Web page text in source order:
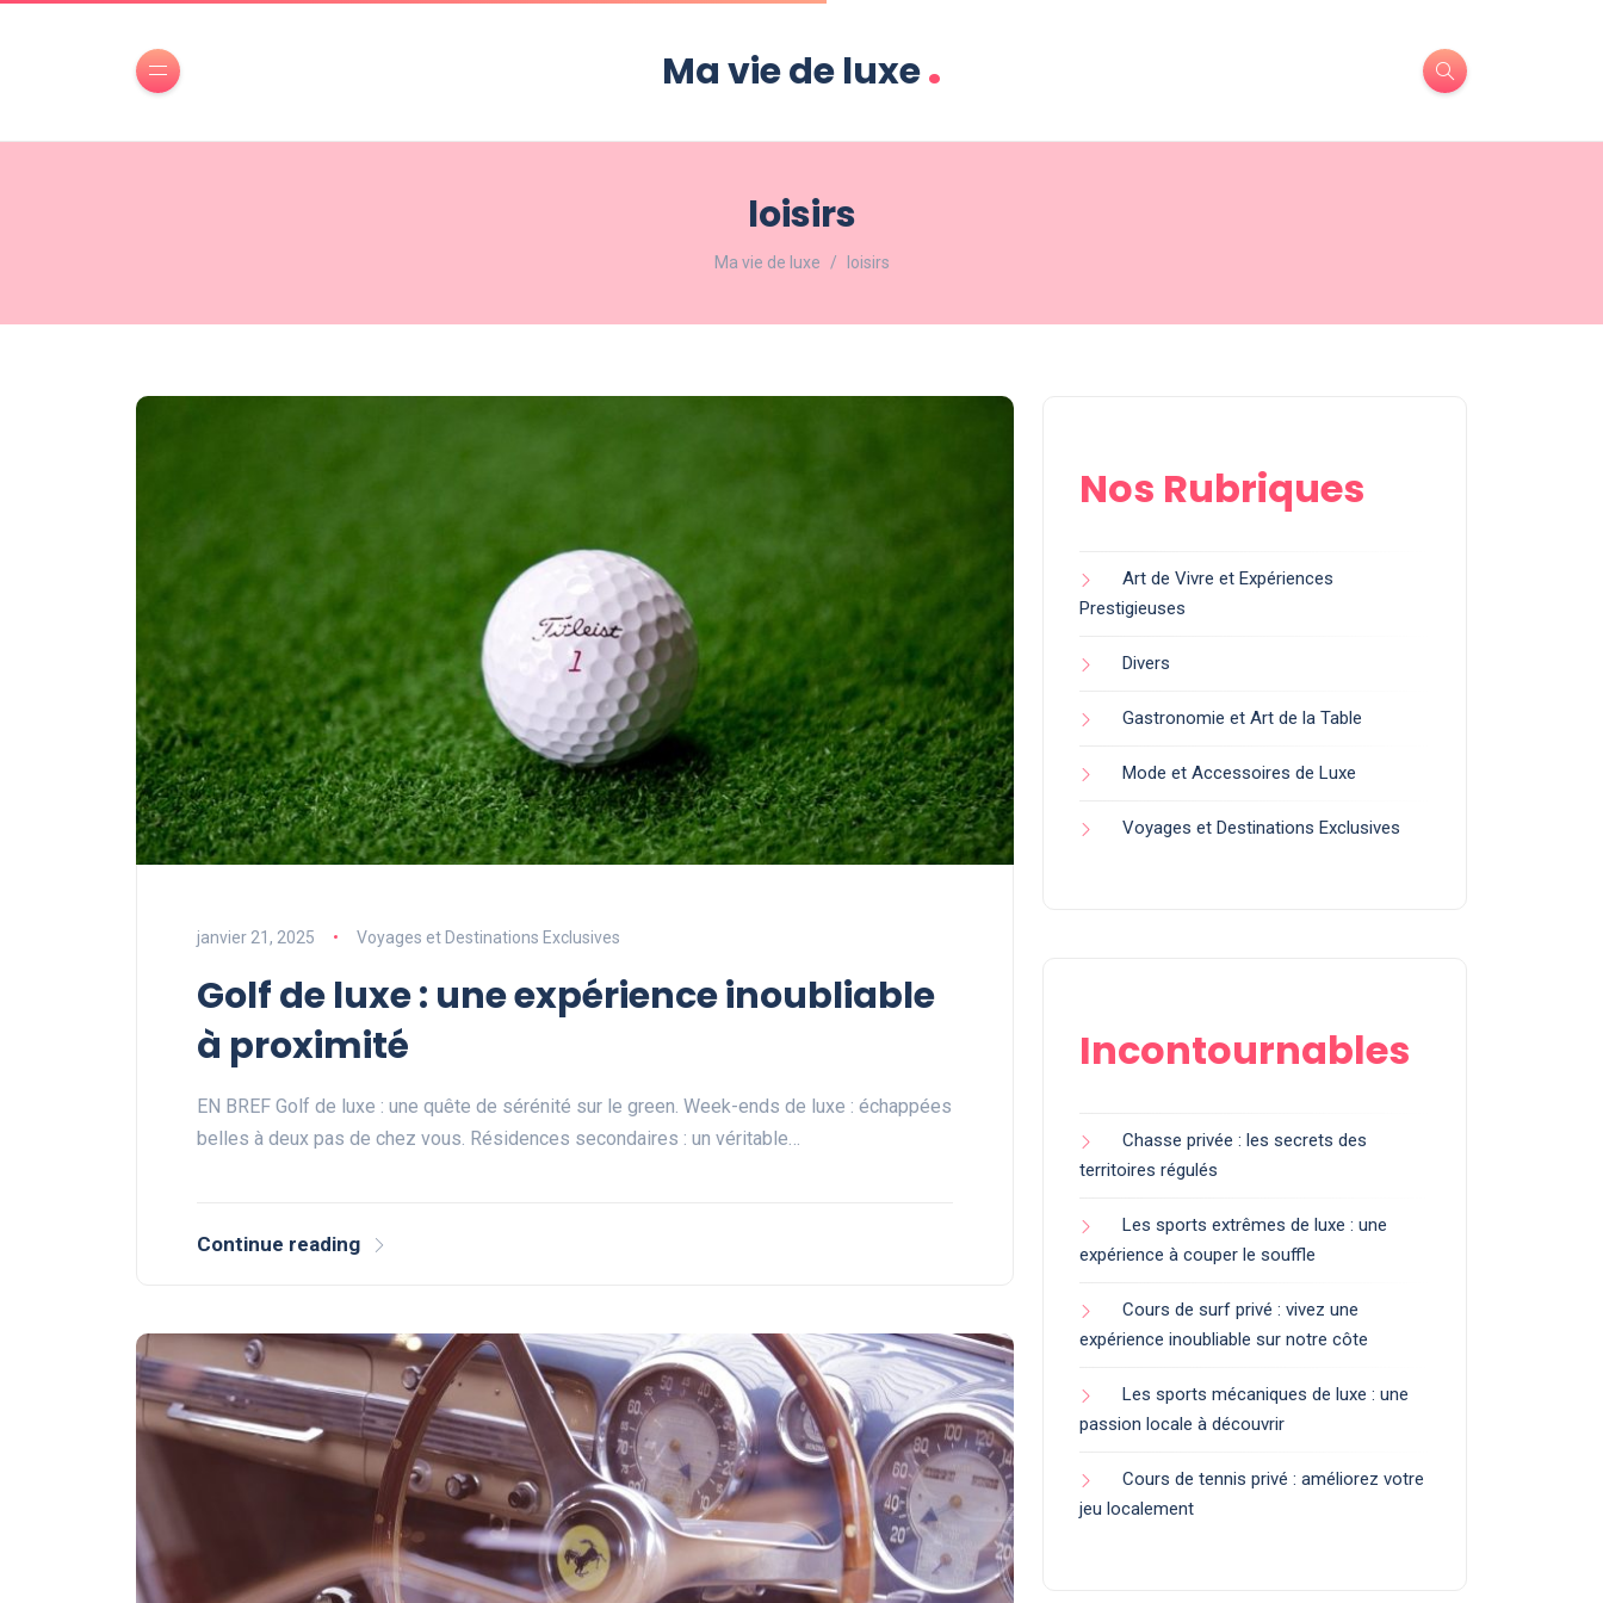
Ma vie de luxe.
loisirs
Ma vie de luxe loisirs
janvier 21, 2025 Voyages et Destinations Exclusives
Golf de luxe : une expérience inoubliable
à proximité
EN BREF Golf de luxe : une quête de sérénité sur le green. Week-ends de luxe : échappées
belles à deux pas de chez vous. Résidences secondaires : un véritable…
Continue reading
Nos Rubriques
Art de Vivre et Expériences
Prestigieuses
Divers
Gastronomie et Art de la Table
Mode et Accessoires de Luxe
Voyages et Destinations Exclusives
Incontournables
Chasse privée : les secrets des
territoires régulés
Les sports extrêmes de luxe : une
expérience à couper le souffle
Cours de surf privé : vivez une
expérience inoubliable sur notre côte
Les sports mécaniques de luxe : une
passion locale à découvrir
Cours de tennis privé : améliorez votre
jeu localement